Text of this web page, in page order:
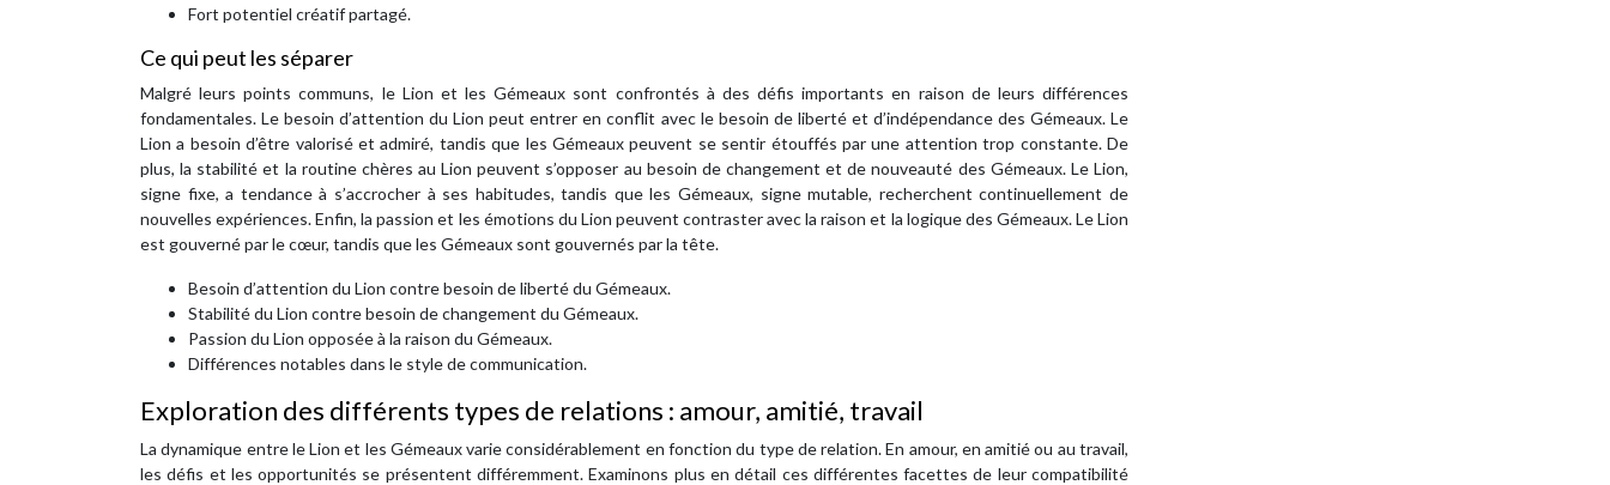
Fort potentiel créatif partagé.
Ce qui peut les séparer
Malgré leurs points communs, le Lion et les Gémeaux sont confrontés à des défis importants en raison de leurs différences
fondamentales. Le besoin d’attention du Lion peut entrer en conflit avec le besoin de liberté et d’indépendance des Gémeaux. Le
Lion a besoin d’être valorisé et admiré, tandis que les Gémeaux peuvent se sentir étouffés par une attention trop constante. De
plus, la stabilité et la routine chères au Lion peuvent s’opposer au besoin de changement et de nouveauté des Gémeaux. Le Lion,
signe fixe, a tendance à s’accrocher à ses habitudes, tandis que les Gémeaux, signe mutable, recherchent continuellement de
nouvelles expériences. Enfin, la passion et les émotions du Lion peuvent contraster avec la raison et la logique des Gémeaux. Le Lion
est gouverné par le cœur, tandis que les Gémeaux sont gouvernés par la tête.
Besoin d’attention du Lion contre besoin de liberté du Gémeaux.
Stabilité du Lion contre besoin de changement du Gémeaux.
Passion du Lion opposée à la raison du Gémeaux.
Différences notables dans le style de communication.
Exploration des différents types de relations : amour, amitié, travail
La dynamique entre le Lion et les Gémeaux varie considérablement en fonction du type de relation. En amour, en amitié ou au travail,
les défis et les opportunités se présentent différemment. Examinons plus en détail ces différentes facettes de leur compatibilité